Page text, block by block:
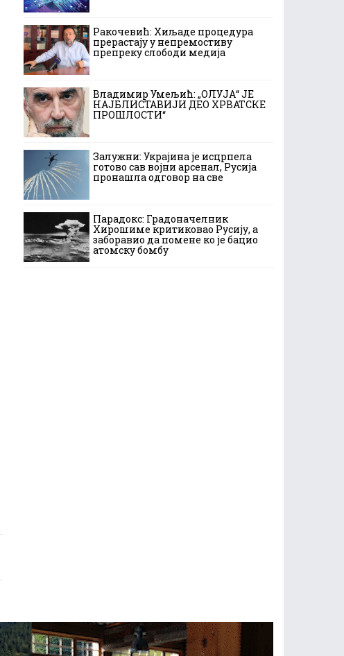
Ракочевић: Хиљаде процедура
прерастају у непремостиву
препреку слободи медија
Владимир Умељић: „ОЛУЈА“ ЈЕ
НАЈБЛИСТАВИЈИ ДЕО ХРВАТСКЕ
ПРОШЛОСТИ“
Залужни: Украјина је исцрпела
готово сав војни арсенал, Русија
пронашла одговор на све
Парадокс: Градоначелник
Хирошиме критиковао Русију, а
заборавио да помене ко је бацио
атомску бомбу